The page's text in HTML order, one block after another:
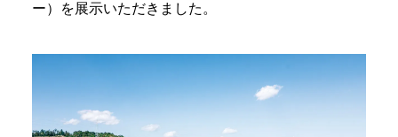
ー）を展示いただきました。